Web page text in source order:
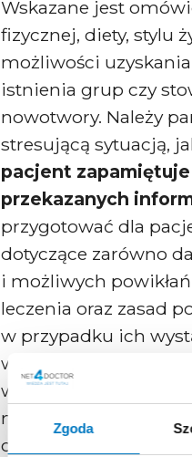
Zgoda
Wskazane jest
fizycznej, diety, stylu
możliwości
istnienia grup czy
nowotwory. Należy
stresującą sytuacją,
pacjent
przekazanych
przygotować dla
dotyczące zarówno
i możliwych
leczenia oraz zasad
w przypadku ich
warto poradzić, aby
wizyty, zabierając ze
medyczną, w tym
chorobami aniżeli